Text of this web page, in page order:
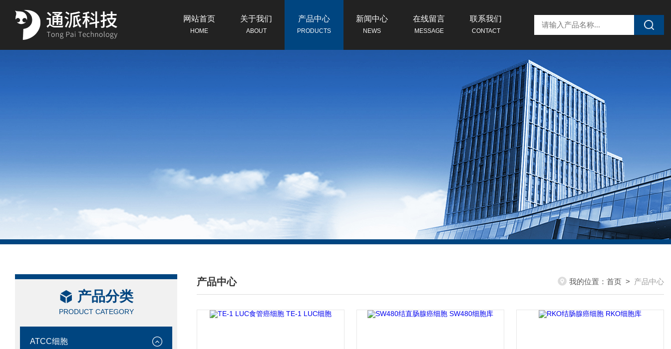
网站首页
HOME
关于我们
ABOUT
产品中心
PRODUCTS
新闻中心
NEWS
在线留言
MESSAGE
联系我们
CONTACT
产品分类
PRODUCT CATEGORY
ATCC细胞
产品中心
/ PRODUCTS CENTER
我的位置： 首页 > 产品中心